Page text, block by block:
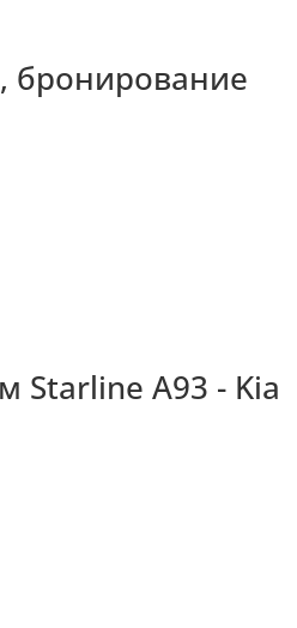
бронирование
Starline A93 - Kia